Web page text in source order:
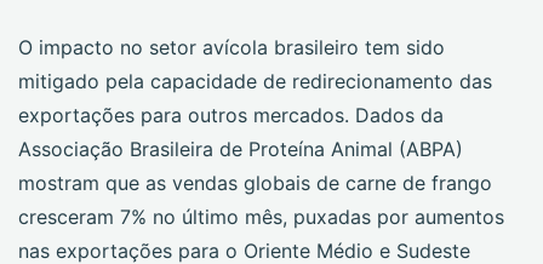
O impacto no setor avícola brasileiro tem sido
mitigado pela capacidade de redirecionamento das
exportações para outros mercados. Dados da
Associação Brasileira de Proteína Animal (ABPA)
mostram que as vendas globais de carne de frango
cresceram 7% no último mês, puxadas por aumentos
nas exportações para o Oriente Médio e Sudeste